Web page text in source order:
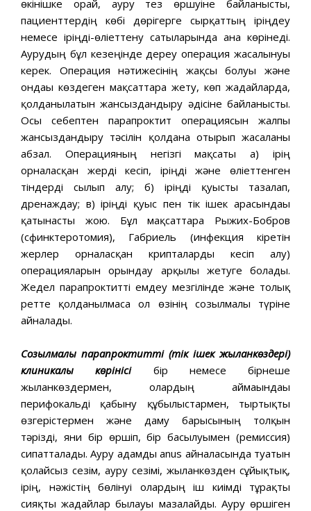
өкінішке орай, ауру тез өршуіне байланысты,
пациенттердің көбі дөрігерге сырқаттың іріңдеу
немесе іріңді-өліеттену сатыларында ғана көрінеді.
Аурудың бұл кезеңінде дереу операция жасалынуы
керек. Операция нәтижесінің жақсы болуы және
ондағы көздеген мақсаттарға жету, көп жағдайларда,
қолданылатын жансыздандыру әдісіне байланысты.
Осы себептен парапроктит операциясын жалпы
жансыздандыру тәсілін қолдана отырып жасалғаны
абзал. Операцияның негізгі мақсаты а) ірің
орналасқан жерді кесіп, іріңді және өліеттенген
тіндерді сылып алу; б) іріңді қуысты тазалап,
дренаждау; в) іріңді қуыс пен тік ішек арасындағы
қатынасты жою. Бұл мақсаттарға Рыжих-Бобров
(сфинктеротомия), Габриель (инфекция кіретін
жерлер орналасқан крипталарды кесіп алу)
операцияларын орындау арқылы жетуге болады.
Жедел парапроктитті емдеу мезгілінде және толық
ретте қолданылмаса ол өзінің созылмалы түріне
айналады.
Созылмалы парапроктиттің (тік ішек жыланкөздері)
клиникалың көрінісібір немесе бірнеше
жыланкөздермен, олардың аймағындағы
перифокальді қабыну құбылыстармен, тыртықты
өзгерістермен және даму барысының толқын
тәрізді, яғни бір өршіп, бір басылуымен (ремиссия)
сипатталады. Ауру адамды anus айналасында туатын
қолайсыз сезім, ауру сезімі, жыланкөзден сұйықтық,
ірің, нәжістің бөлінуі олардың іш киімді тұрақты
сияқты жағдайлар былғауы мазалайды. Ауру өршіген